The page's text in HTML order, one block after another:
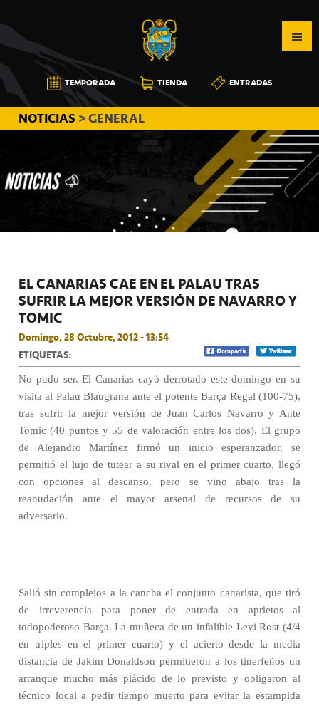
a
la
navegación
principal
al
contenido
principal
a
la
barra
lateral
principal
CB
CANARIAS
TEMPORADA TIENDA ENTRADAS
NOTICIAS > GENERAL
EL CANARIAS CAE EN EL PALAU TRAS
SUFRIR LA MEJOR VERSIÓN DE NAVARRO Y
TOMIC
Domingo, 28 Octubre, 2012 - 13:54
ETIQUETAS:
No pudo ser. El Canarias cayó derrotado este domingo en su
visita al Palau Blaugrana ante el potente Barça Regal (100-75),
tras sufrir la mejor versión de Juan Carlos Navarro y Ante
Tomic (40 puntos y 55 de valoración entre los dos). El grupo
de Alejandro Martínez firmó un inicio esperanzador, se
permitió el lujo de tutear a su rival en el primer cuarto, llegó
con opciones al descanso, pero se vino abajo tras la
reanudación ante el mayor arsenal de recursos de su
adversario.
Salió sin complejos a la cancha el conjunto canarista, que tiró
de irreverencia para poner de entrada en aprietos al
todopoderoso Barça. La muñeca de un infalible Levi Rost (4/4
en triples en el primer cuarto) y el acierto desde la media
distancia de Jakim Donaldson permitieron a los tinerfeños un
arranque mucho más plácido de lo previsto y obligaron al
técnico local a pedir tiempo muerto para evitar la estampida